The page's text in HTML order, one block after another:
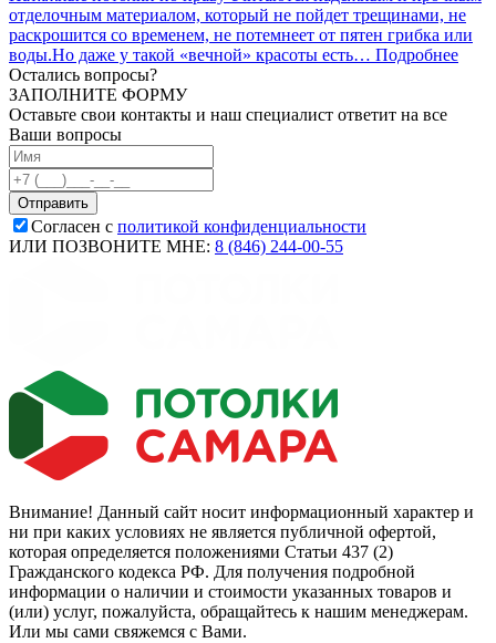
отделочным материалом, который не пойдет трещинами, не
раскрошится со временем, не потемнеет от пятен грибка или
воды.Но даже у такой «вечной» красоты есть… Подробнее
Остались вопросы?
ЗАПОЛНИТЕ ФОРМУ
Оставьте свои контакты и наш специалист ответит на все
Ваши вопросы
Согласен с политикой конфиденциальности
ИЛИ ПОЗВОНИТЕ МНЕ: 8 (846) 244-00-55
Внимание! Данный сайт носит информационный характер и
ни при каких условиях не является публичной офертой,
которая определяется положениями Статьи 437 (2)
Гражданского кодекса РФ. Для получения подробной
информации о наличии и стоимости указанных товаров и
(или) услуг, пожалуйста, обращайтесь к нашим менеджерам.
Или мы сами свяжемся с Вами.